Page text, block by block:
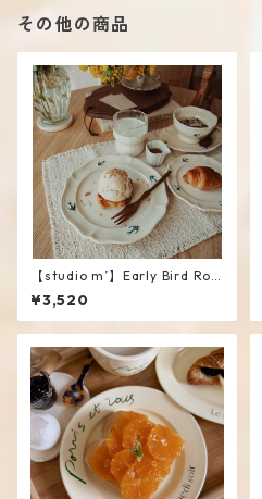
その他の商品
【studio m’】Early Bird Rou
nd Plate / L
¥3,520